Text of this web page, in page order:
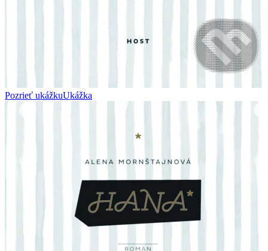
Pozrieť ukážkuUkážka